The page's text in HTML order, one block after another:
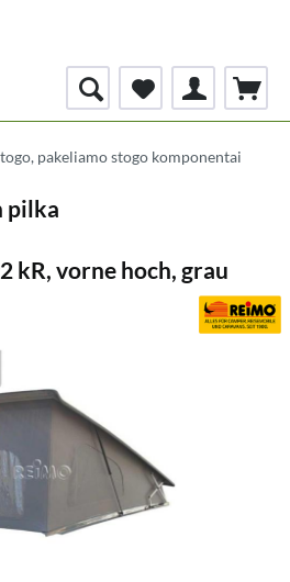
pakeliamo stogo komponentai
pilka
kR, vorne hoch, grau